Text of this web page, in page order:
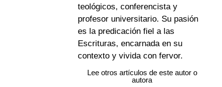
teológicos, conferencista y
profesor universitario. Su pasión
es la predicación fiel a las
Escrituras, encarnada en su
contexto y vivida con fervor.
Lee otros artículos de este autor o
autora